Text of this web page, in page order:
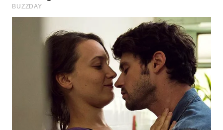
ID
WAHANANEWS
CO ID
WAHANANEWS